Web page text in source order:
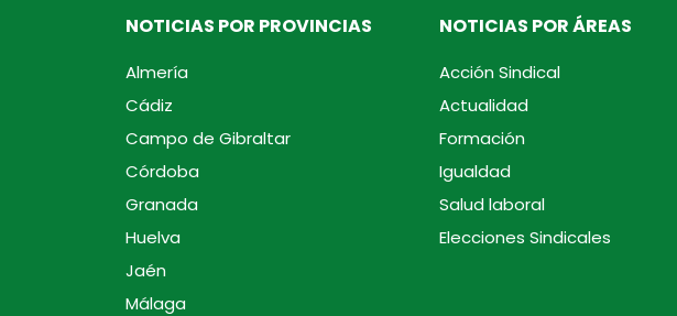
NOTICIAS POR PROVINCIAS
Almería
Cádiz
Campo de Gibraltar
Córdoba
Granada
Huelva
Jaén
Málaga
NOTICIAS POR ÁREAS
Acción Sindical
Actualidad
Formación
Igualdad
Salud laboral
Elecciones Sindicales